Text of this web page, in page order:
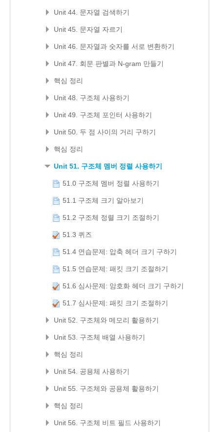
Unit 44. 문자열 검색하기
Unit 45. 문자열 자르기
Unit 46. 문자열과 숫자를 서로 변환하기
Unit 47. 회문 판별과 N-gram 만들기
핵심 정리
Unit 48. 구조체 사용하기
Unit 49. 구조체 포인터 사용하기
Unit 50. 두 점 사이의 거리 구하기
핵심 정리
Unit 51. 구조체 멤버 정렬 사용하기
51.0 구조체 멤버 정렬 사용하기
51.1 구조체 크기 알아보기
51.2 구조체 정렬 크기 조절하기
51.3 퀴즈
51.4 연습문제: 압축 헤더 크기 구하기
51.5 연습문제: 패킷 크기 조절하기
51.6 심사문제: 암호화 헤더 크기 구하기
51.7 심사문제: 패킷 크기 조절하기
Unit 52. 구조체와 메모리 활용하기
Unit 53. 구조체 배열 사용하기
핵심 정리
Unit 54. 공용체 사용하기
Unit 55. 구조체와 공용체 활용하기
핵심 정리
Unit 56. 구조체 비트 필드 사용하기